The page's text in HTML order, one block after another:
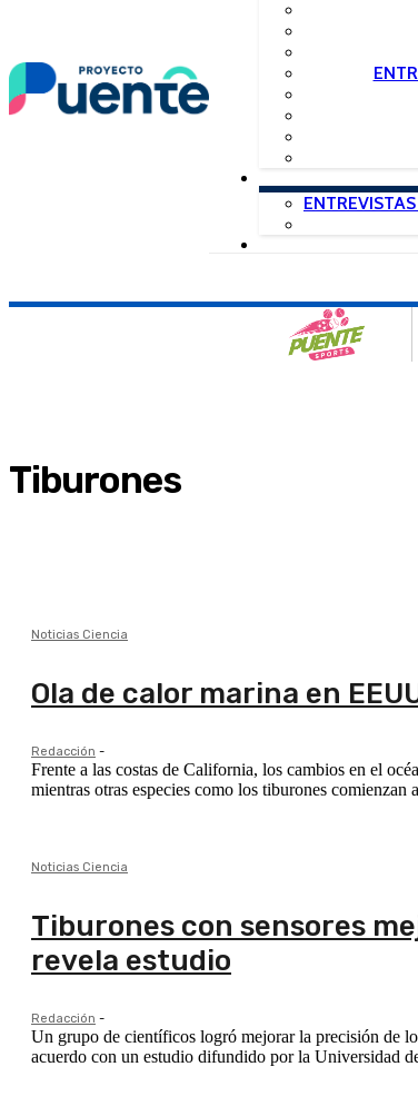
Tiburones
Noticias Ciencia
Ola de calor marina en
Redacción -
Frente a las costas de California, los cambios en el
mientras otras especies como los tiburones comienzan
Noticias Ciencia
Tiburones con sensores
revela estudio
Redacción -
Un grupo de científicos logró mejorar la precisión de
acuerdo con un estudio difundido por la Universidad